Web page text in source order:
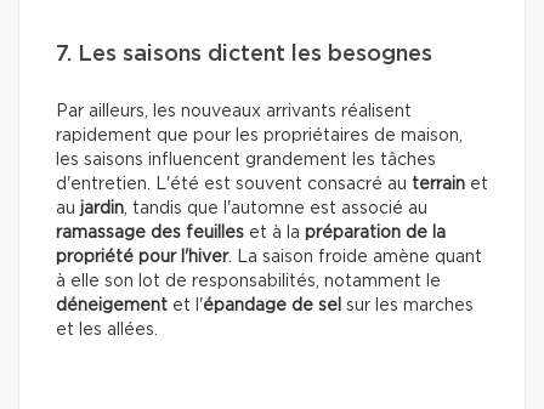
7. Les saisons dictent les besognes
Par ailleurs, les nouveaux arrivants réalisent
rapidement que pour les propriétaires de maison,
les saisons influencent grandement les tâches
d'entretien. L'été est souvent consacré au terrain et
au jardin, tandis que l'automne est associé au
ramassage des feuilles et à la préparation de la
propriété pour l'hiver. La saison froide amène quant
à elle son lot de responsabilités, notamment le
déneigement et l'épandage de sel sur les marches
et les allées.